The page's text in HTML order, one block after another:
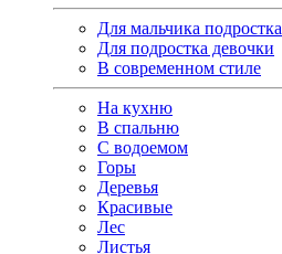
Для мальчика подростка
Для подростка девочки
В современном стиле
На кухню
В спальню
С водоемом
Горы
Деревья
Красивые
Лес
Листья